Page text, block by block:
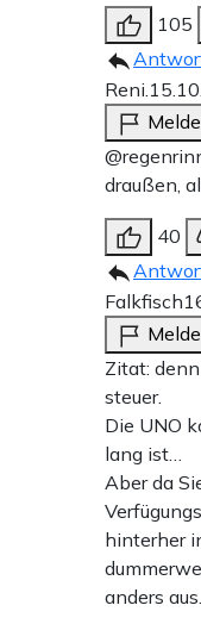
105
Reni.
draußen,
40
Falkfisch
Zitat:
steuer.
Die UNO
lang ist…
Aber da
hinterher
anders aus…